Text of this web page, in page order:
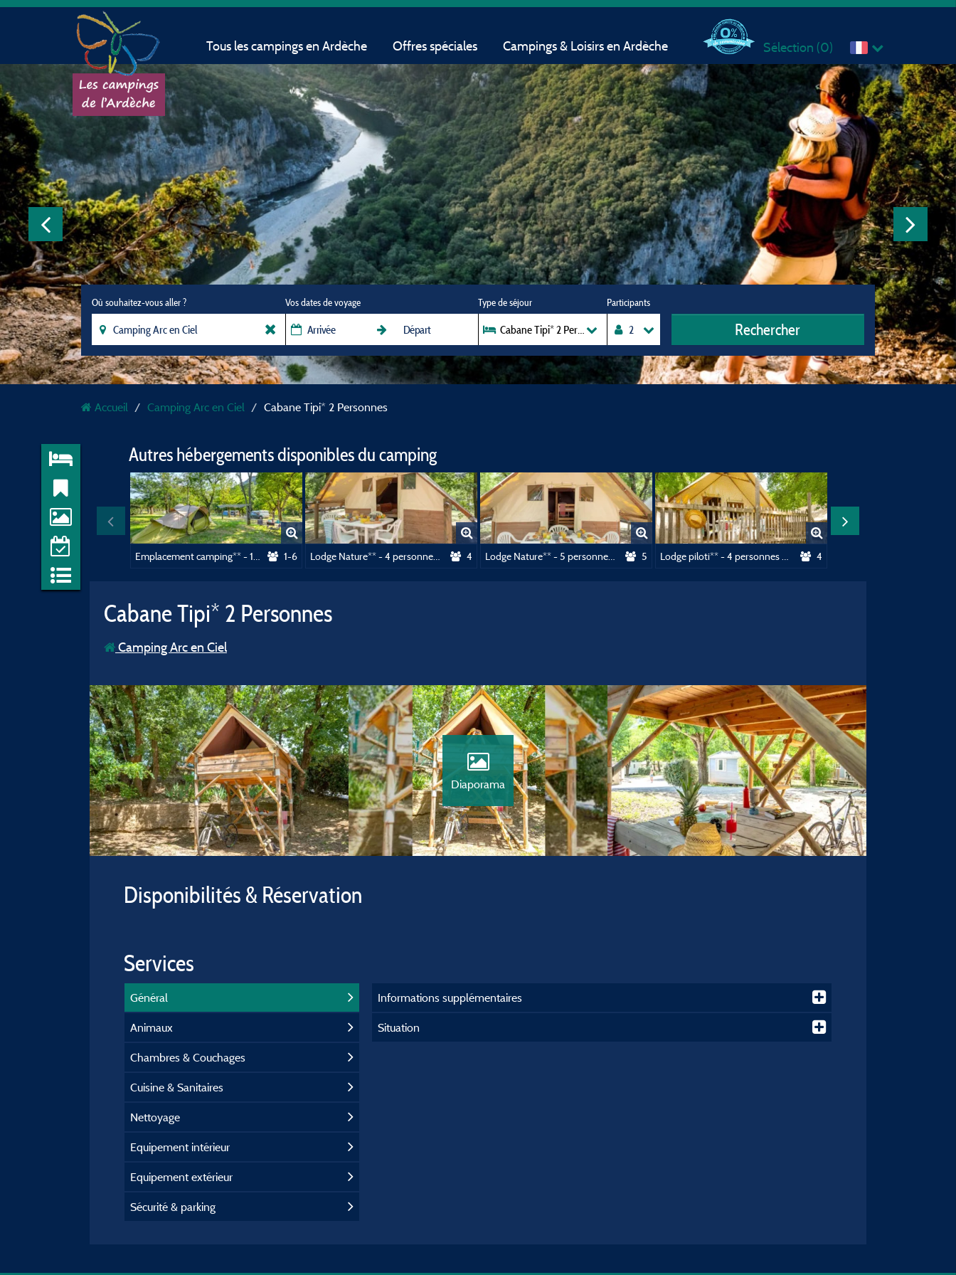
Tous les campings en Ardèche Offres spéciales Campings & Loisirs en Ardèche Sélection (0)
Où souhaitez-vous aller ? Vos dates de voyage Type de séjour
Cabane Tipi* 2 Personnes
Participants
Rechercher
Accueil Camping Arc en Ciel Cabane Tipi* 2 Personnes
Autres hébergements disponibles du camping
1-6 Lodge Nature** - 4 personnes - 2 chambres - Sans sanitaire 4 Lodge Nature** - 5 personnes - 2 chambres - Sans sanitaire 5 4
Cabane Tipi* 2 Personnes
Camping Arc en Ciel
Diaporama
Disponibilités & Réservation
Services
Général
Animaux
Chambres & Couchages
Cuisine & Sanitaires
Nettoyage
Equipement intérieur
Equipement extérieur
Sécurité & parking
Informations supplémentaires
Situation